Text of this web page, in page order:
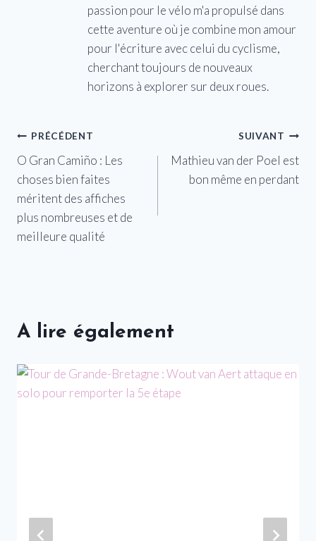
passion pour le vélo m'a propulsé dans
cette aventure où je combine mon amour
pour l'écriture avec celui du cyclisme,
cherchant toujours de nouveaux
horizons à explorer sur deux roues.
Navigation
de
l’article
PRÉCÉDENT
O Gran Camiño : Les
choses bien faites
méritent des affiches
plus nombreuses et de
meilleure qualité
SUIVANT
Mathieu van der Poel est
bon même en perdant
A lire également